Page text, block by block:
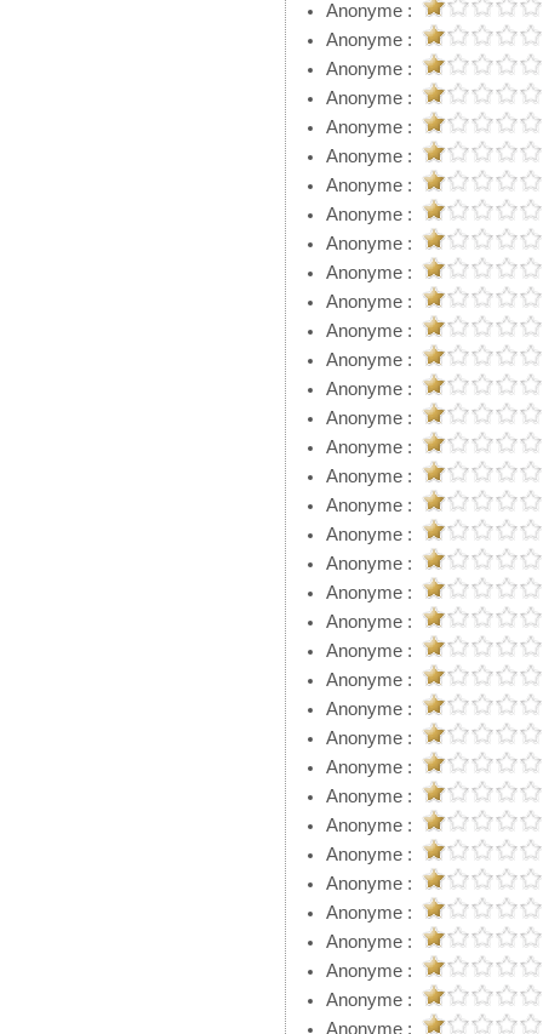
Anonyme :
Anonyme :
Anonyme :
Anonyme :
Anonyme :
Anonyme :
Anonyme :
Anonyme :
Anonyme :
Anonyme :
Anonyme :
Anonyme :
Anonyme :
Anonyme :
Anonyme :
Anonyme :
Anonyme :
Anonyme :
Anonyme :
Anonyme :
Anonyme :
Anonyme :
Anonyme :
Anonyme :
Anonyme :
Anonyme :
Anonyme :
Anonyme :
Anonyme :
Anonyme :
Anonyme :
Anonyme :
Anonyme :
Anonyme :
Anonyme :
Anonyme :